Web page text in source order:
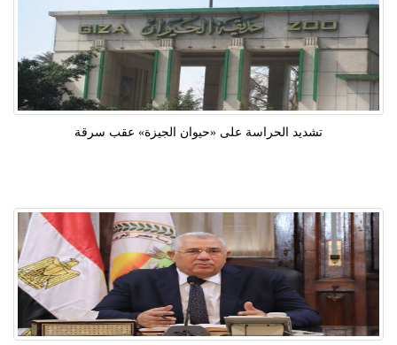
تشديد الحراسة على «حيوان الجيزة» عقب سرقة